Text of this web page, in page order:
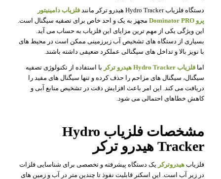
دستگاه فلزیاب Hydro Tracker هیدرو ترکر مانند فلزیاب دامینیتور
پرو
مجهز به یک و احد خاص برای تصفیه سیگنال است.
این ویژگی یکی از مهم ترین مزایای این فلزیاب به حساب می آید.
بسیاری از دستگاه های تشخیص آب زیرزمینی ممکن است در محیط های
با نویز بالا و تداخل های سیگنالی عملکرد ضعیفی داشته باشند.
اما فلزیاب Hydro Tracker هیدرو ترکر
با استفاده از تکنولوژی تصفیه
سیگنال، سیگنال های مزاحم را حذف کرده و تنها سیگنال های مفید را
دریافت می کند. این امر باعث افزایش دقت در تشخیص منابع آبی و
کاهش خطاهای احتمالی می شود.
مشخصات فلزیاب Hydro
Tracker هیدرو ترکر
فلزیاب هیدروترکر یک دستگاه پیشرفته و تخصصی برای شناسایی فلزات
در زیر آب است. این اسکنر قابلیت نفوذ تا چندین متر در آب و زمین های